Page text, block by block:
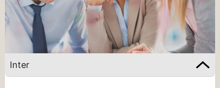
Inter